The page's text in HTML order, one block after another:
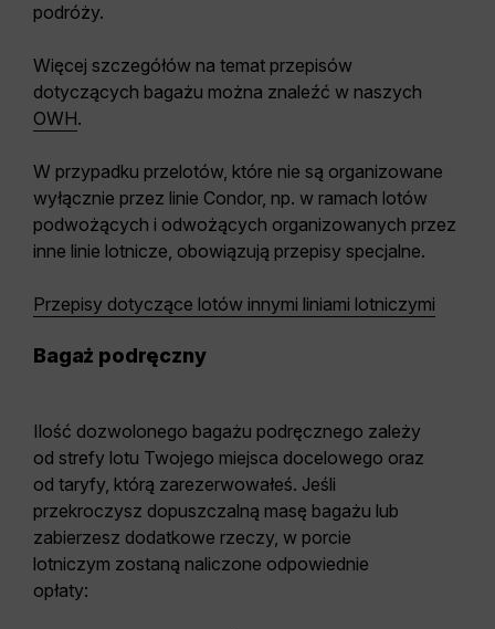
podróży.
Więcej szczegółów na temat przepisów
dotyczących bagażu można znaleźć w naszych
OWH.
W przypadku przelotów, które nie są organizowane
wyłącznie przez linie Condor, np. w ramach lotów
podwożących i odwożących organizowanych przez
inne linie lotnicze, obowiązują przepisy specjalne.
Przepisy dotyczące lotów innymi liniami lotniczymi
Bagaż podręczny
Ilość dozwolonego bagażu podręcznego zależy
od strefy lotu Twojego miejsca docelowego oraz
od taryfy, którą zarezerwowałeś. Jeśli
przekroczysz dopuszczalną masę bagażu lub
zabierzesz dodatkowe rzeczy, w porcie
lotniczym zostaną naliczone odpowiednie
opłaty: